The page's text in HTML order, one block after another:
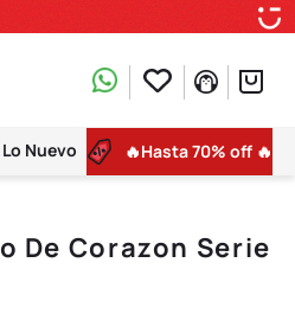
Lo Nuevo 🔥Hasta 70% off 🔥
De Corazon Serie